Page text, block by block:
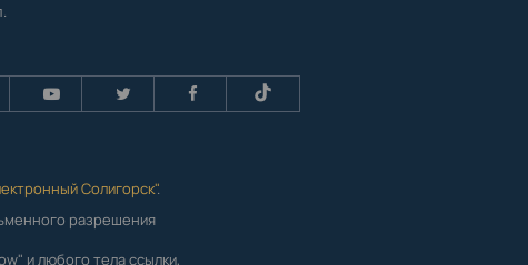
Солигорск".
разрешения
и любого тела ссылки,